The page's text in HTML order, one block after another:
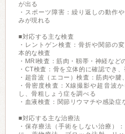
が出る
・スポーツ障害：繰り返しの動作
みが現れる
■対応する主な検査
・レントゲン検査：骨折や関節の
本的な検査
・MRI検査：筋肉・靱帯・神経など
・CT検査：骨を立体的に確認でき
・超音波（エコー）検査：筋肉や
・骨密度検査：X線撮影や超音波
し、骨粗しょう症を調べる
・血液検査：関節リウマチや感染
■対応する主な治療法
・保存療法（手術をしない治療）